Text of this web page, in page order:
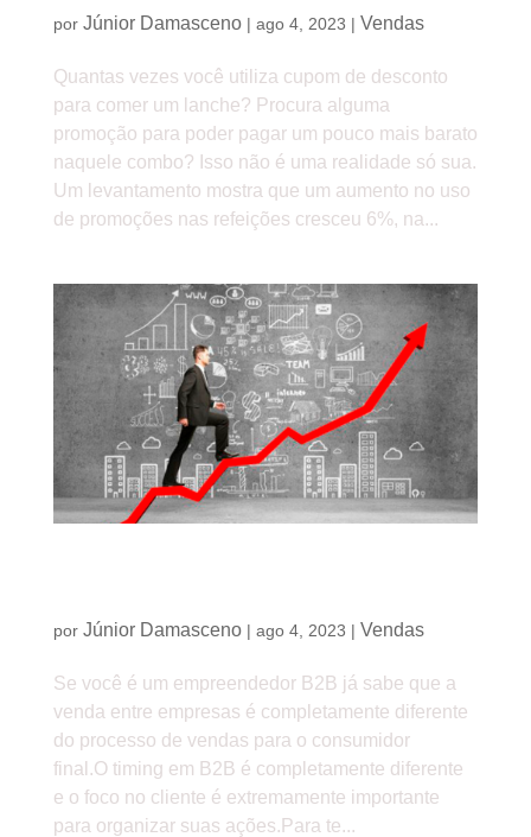
por Júnior Damasceno| ago 4, 2023 | Vendas
Quantas vezes você utiliza cupom de desconto
para comer um lanche? Procura alguma
promoção para poder pagar um pouco mais barato
naquele combo? Isso não é uma realidade só sua.
Um levantamento mostra que um aumento no uso
de promoções nas refeições cresceu 6%, na...
por Júnior Damasceno| ago 4, 2023 | Vendas
Se você é um empreendedor B2B já sabe que a
venda entre empresas é completamente diferente
do processo de vendas para o consumidor
final.O timing em B2B é completamente diferente
e o foco no cliente é extremamente importante
para organizar suas ações.Para te...